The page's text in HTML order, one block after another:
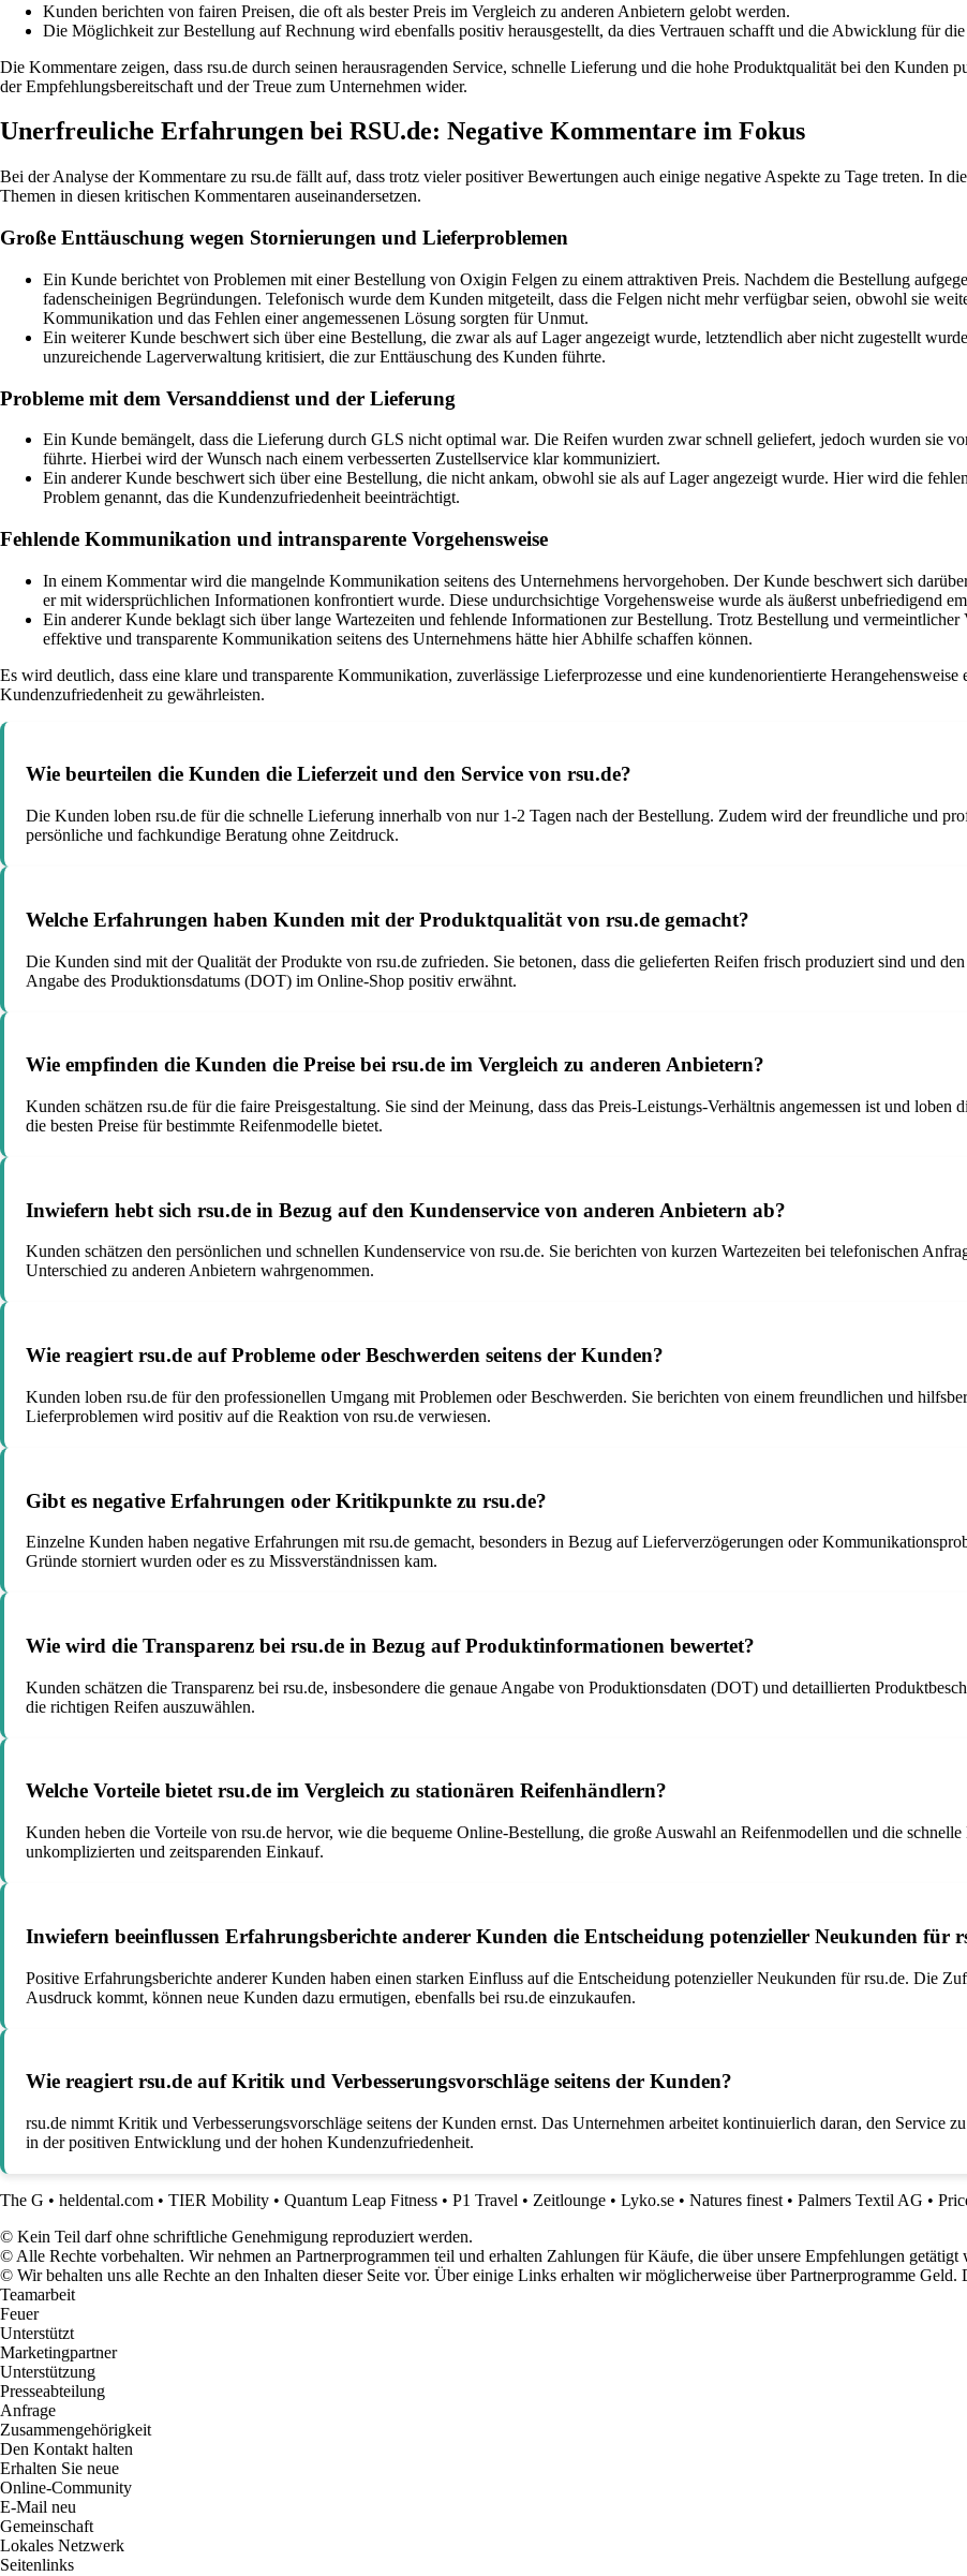
Kunden berichten von fairen Preisen, die oft als bester Preis im Vergleich zu anderen Anbietern gelobt werden.
Die Möglichkeit zur Bestellung auf Rechnung wird ebenfalls positiv herausgestellt, da dies Vertrauen schafft und die Abwicklung für
Die Kommentare zeigen, dass rsu.de durch seinen herausragenden Service, schnelle Lieferung und die hohe Produktqualität bei den
der Empfehlungsbereitschaft und der Treue zum Unternehmen wider.
Unerfreuliche Erfahrungen bei RSU.de: Negative Kommentare im Fokus
Bei der Analyse der Kommentare zu rsu.de fällt auf, dass trotz vieler positiver Bewertungen auch einige negative Aspekte zu Tage treten. In
Themen in diesen kritischen Kommentaren auseinandersetzen.
Große Enttäuschung wegen Stornierungen und Lieferproblemen
Ein Kunde berichtet von Problemen mit einer Bestellung von Oxigin Felgen zu einem attraktiven Preis. Nachdem die Bestellung
fadenscheinigen Begründungen. Telefonisch wurde dem Kunden mitgeteilt, dass die Felgen nicht mehr verfügbar seien, obwohl sie
Kommunikation und das Fehlen einer angemessenen Lösung sorgten für Unmut.
Ein weiterer Kunde beschwert sich über eine Bestellung, die zwar als auf Lager angezeigt wurde, letztendlich aber nicht zugestellt
unzureichende Lagerverwaltung kritisiert, die zur Enttäuschung des Kunden führte.
Probleme mit dem Versanddienst und der Lieferung
Ein Kunde bemängelt, dass die Lieferung durch GLS nicht optimal war. Die Reifen wurden zwar schnell geliefert, jedoch wurden sie
führte. Hierbei wird der Wunsch nach einem verbesserten Zustellservice klar kommuniziert.
Ein anderer Kunde beschwert sich über eine Bestellung, die nicht ankam, obwohl sie als auf Lager angezeigt wurde. Hier wird die
Problem genannt, das die Kundenzufriedenheit beeinträchtigt.
Fehlende Kommunikation und intransparente Vorgehensweise
In einem Kommentar wird die mangelnde Kommunikation seitens des Unternehmens hervorgehoben. Der Kunde beschwert sich
er mit widersprüchlichen Informationen konfrontiert wurde. Diese undurchsichtige Vorgehensweise wurde als äußerst unbefriedigend
Ein anderer Kunde beklagt sich über lange Wartezeiten und fehlende Informationen zur Bestellung. Trotz Bestellung und
effektive und transparente Kommunikation seitens des Unternehmens hätte hier Abhilfe schaffen können.
Es wird deutlich, dass eine klare und transparente Kommunikation, zuverlässige Lieferprozesse und eine kundenorientierte
Kundenzufriedenheit zu gewährleisten.
Wie beurteilen die Kunden die Lieferzeit und den Service von rsu.de?
Die Kunden loben rsu.de für die schnelle Lieferung innerhalb von nur 1-2 Tagen nach der Bestellung. Zudem wird der freundliche und
persönliche und fachkundige Beratung ohne Zeitdruck.
Welche Erfahrungen haben Kunden mit der Produktqualität von rsu.de gemacht?
Die Kunden sind mit der Qualität der Produkte von rsu.de zufrieden. Sie betonen, dass die gelieferten Reifen frisch produziert sind und
Angabe des Produktionsdatums (DOT) im Online-Shop positiv erwähnt.
Wie empfinden die Kunden die Preise bei rsu.de im Vergleich zu anderen Anbietern?
Kunden schätzen rsu.de für die faire Preisgestaltung. Sie sind der Meinung, dass das Preis-Leistungs-Verhältnis angemessen ist und
die besten Preise für bestimmte Reifenmodelle bietet.
Inwiefern hebt sich rsu.de in Bezug auf den Kundenservice von anderen Anbietern ab?
Kunden schätzen den persönlichen und schnellen Kundenservice von rsu.de. Sie berichten von kurzen Wartezeiten bei telefonischen
Unterschied zu anderen Anbietern wahrgenommen.
Wie reagiert rsu.de auf Probleme oder Beschwerden seitens der Kunden?
Kunden loben rsu.de für den professionellen Umgang mit Problemen oder Beschwerden. Sie berichten von einem freundlichen und
Lieferproblemen wird positiv auf die Reaktion von rsu.de verwiesen.
Gibt es negative Erfahrungen oder Kritikpunkte zu rsu.de?
Einzelne Kunden haben negative Erfahrungen mit rsu.de gemacht, besonders in Bezug auf Lieferverzögerungen oder
Gründe storniert wurden oder es zu Missverständnissen kam.
Wie wird die Transparenz bei rsu.de in Bezug auf Produktinformationen bewertet?
Kunden schätzen die Transparenz bei rsu.de, insbesondere die genaue Angabe von Produktionsdaten (DOT) und detaillierten
die richtigen Reifen auszuwählen.
Welche Vorteile bietet rsu.de im Vergleich zu stationären Reifenhändlern?
Kunden heben die Vorteile von rsu.de hervor, wie die bequeme Online-Bestellung, die große Auswahl an Reifenmodellen und die
unkomplizierten und zeitsparenden Einkauf.
Inwiefern beeinflussen Erfahrungsberichte anderer Kunden die Entscheidung potenzieller Neukunden für
Positive Erfahrungsberichte anderer Kunden haben einen starken Einfluss auf die Entscheidung potenzieller Neukunden für rsu.de. Die
Ausdruck kommt, können neue Kunden dazu ermutigen, ebenfalls bei rsu.de einzukaufen.
Wie reagiert rsu.de auf Kritik und Verbesserungsvorschläge seitens der Kunden?
rsu.de nimmt Kritik und Verbesserungsvorschläge seitens der Kunden ernst. Das Unternehmen arbeitet kontinuierlich daran, den Service
in der positiven Entwicklung und der hohen Kundenzufriedenheit.
The G • heldental.com • TIER Mobility • Quantum Leap Fitness • P1 Travel • Zeitlounge • Lyko.se • Natures finest • Palmers Textil AG •
© Kein Teil darf ohne schriftliche Genehmigung reproduziert werden.
© Alle Rechte vorbehalten. Wir nehmen an Partnerprogrammen teil und erhalten Zahlungen für Käufe, die über unsere Empfehlungen getätigt
© Wir behalten uns alle Rechte an den Inhalten dieser Seite vor. Über einige Links erhalten wir möglicherweise über Partnerprogramme
Teamarbeit
Feuer
Unterstützt
Marketingpartner
Unterstützung
Presseabteilung
Anfrage
Zusammengehörigkeit
Den Kontakt halten
Erhalten Sie neue
Online-Community
E-Mail neu
Gemeinschaft
Lokales Netzwerk
Seitenlinks